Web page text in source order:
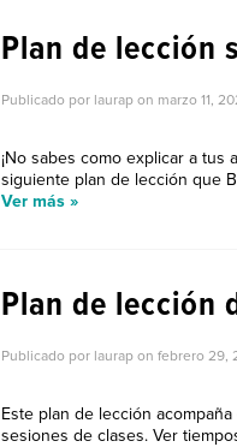
Plan de lección
Publicado por laurap on marzo 11,
¡No sabes como explicar a
siguiente plan de lección que
Ver más »
Plan de lección
Publicado por laurap on febrero 29,
Este plan de lección
sesiones de clases. Ver